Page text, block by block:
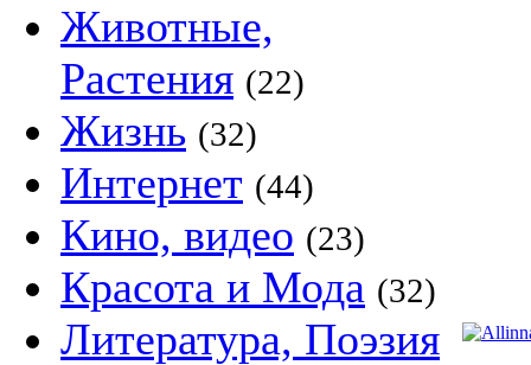
Животные,
Растения (22)
Жизнь (32)
Интернет (44)
Кино, видео (23)
Красота и Мода (32)
Литература, Поэзия